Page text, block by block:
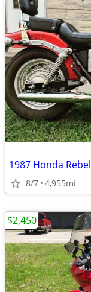
1987 Honda
8/7 4,955mi
$2,450